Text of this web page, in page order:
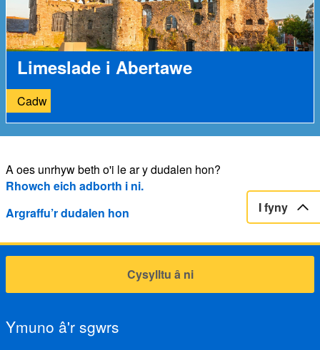
Limeslade i Abertawe
Cadw
A oes unrhyw beth o'i le ar y dudalen hon?
Rhowch eich adborth i ni.
Argraffu’r dudalen hon
I fyny
Cysylltu â ni
Ymuno â'r sgwrs